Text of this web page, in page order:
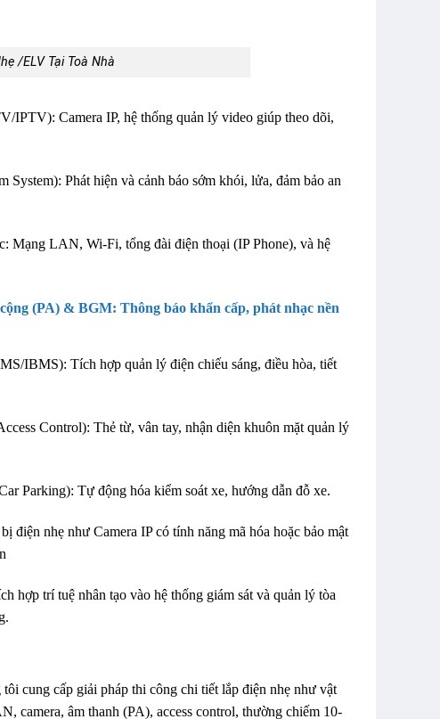
/ELV Tại Toà Nhà
Camera IP, hệ thống quản lý video giúp theo dõi,
Phát hiện và cảnh báo sớm khói, lửa, đảm bảo an
LAN, Wi-Fi, tổng đài điện thoại (IP Phone), và hệ
(PA) & BGM: Thông báo khẩn cấp, phát nhạc nền
IBMS): Tích hợp quản lý điện chiếu sáng, điều hòa, tiết
Control): Thẻ từ, vân tay, nhận diện khuôn mặt quản lý
Parking): Tự động hóa kiểm soát xe, hướng dẫn đỗ xe.
nhẹ như Camera IP có tính năng mã hóa hoặc bảo mật
trí tuệ nhân tạo vào hệ thống giám sát và quản lý tòa
cung cấp giải pháp thi công chi tiết lắp điện nhẹ như vật
camera, âm thanh (PA), access control, thường chiếm 10-